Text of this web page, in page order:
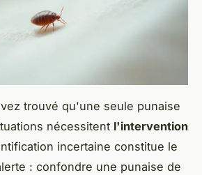
trouvé qu'une seule punaise
nécessitent l'intervention
incertaine constitue le
: confondre une punaise de